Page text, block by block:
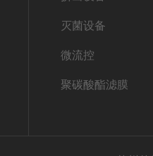
灭菌设备
微流控
聚碳酸酯滤膜